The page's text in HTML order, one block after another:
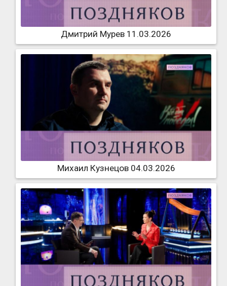
Дмитрий Мурев 11.03.2026
Михаил Кузнецов 04.03.2026